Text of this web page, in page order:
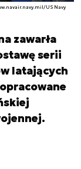
US Navy
zawarła
serii
latających